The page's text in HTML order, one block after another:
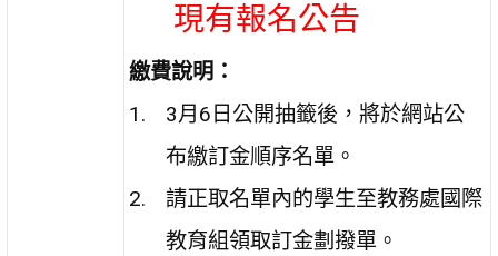
現有報名公告
繳費說明：
3月6日公開抽籤後，將於網站公
布繳訂金順序名單。
請正取名單內的學生至教務處國際
教育組領取訂金劃撥單。